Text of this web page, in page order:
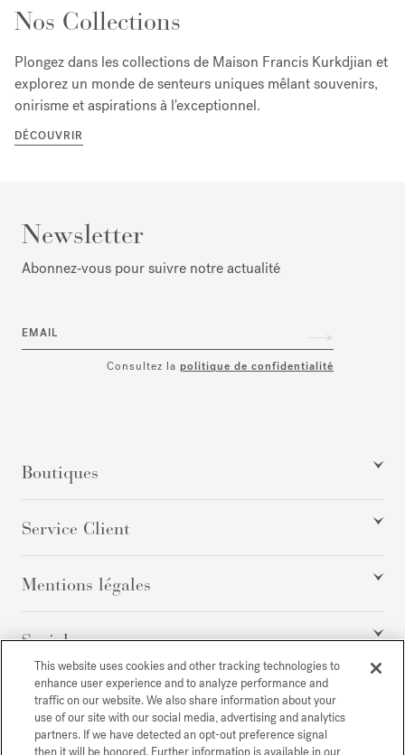
Nos Collections
Plongez dans les collections de Maison Francis Kurkdjian et
explorez un monde de senteurs uniques mêlant souvenirs,
onirisme et aspirations à l'exceptionnel.
DÉCOUVRIR
Newsletter
Abonnez‑vous pour suivre notre actualité
EMAIL
Consultez la politique de confidentialité
Boutiques
Service Client
Mentions légales
Social
Tous droits réservés
This website uses cookies and other tracking technologies to
enhance user experience and to analyze performance and
traffic on our website. We also share information about your
use of our site with our social media, advertising and analytics
partners. If we have detected an opt-out preference signal
then it will be honored. Further information is available in our